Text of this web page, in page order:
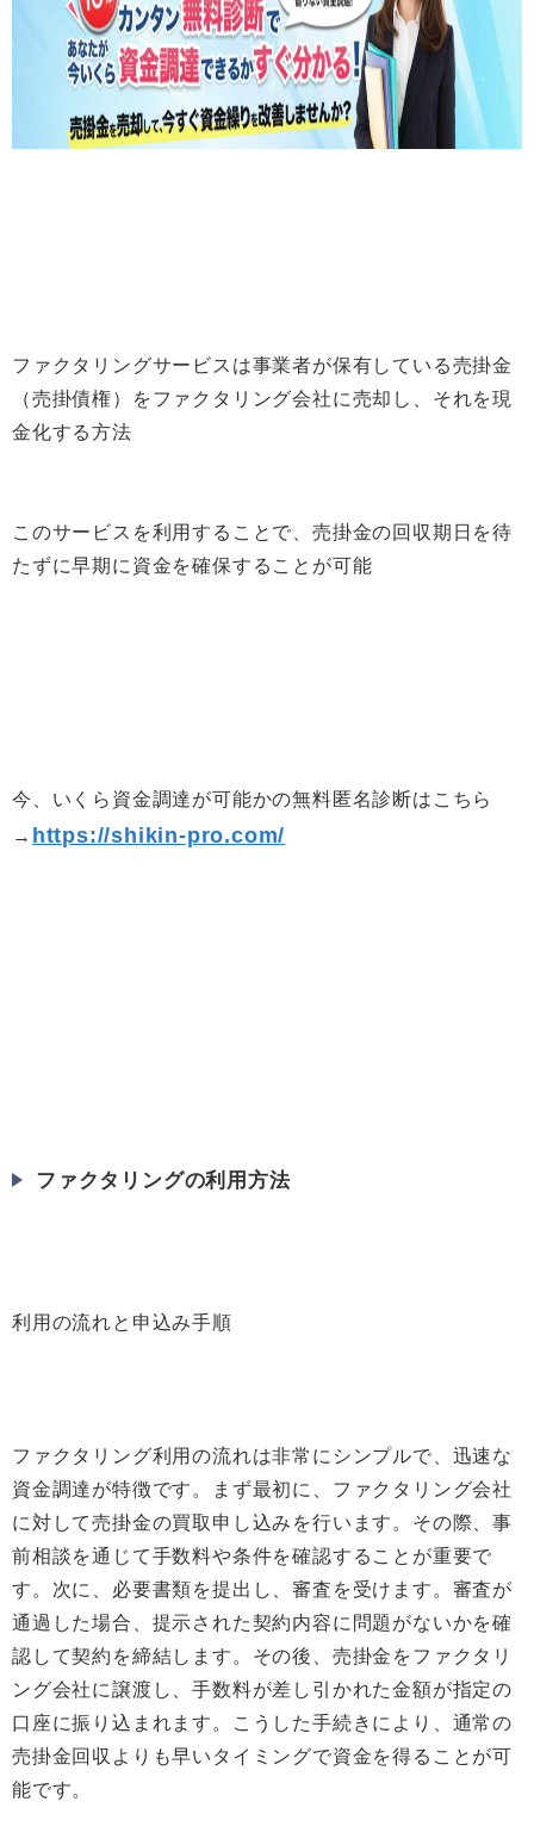
ファクタリングサービスは事業者が保有している売掛金
（売掛債権）をファクタリング会社に売却し、それを現
金化する方法
このサービスを利用することで、売掛金の回収期日を待
たずに早期に資金を確保することが可能
今、いくら資金調達が可能かの無料匿名診断はこちら
→ https://shikin-pro.com/
ファクタリングの利用方法
利用の流れと申込み手順
ファクタリング利用の流れは非常にシンプルで、迅速な
資金調達が特徴です。まず最初に、ファクタリング会社
に対して売掛金の買取申し込みを行います。その際、事
前相談を通じて手数料や条件を確認することが重要で
す。次に、必要書類を提出し、審査を受けます。審査が
通過した場合、提示された契約内容に問題がないかを確
認して契約を締結します。その後、売掛金をファクタリ
ング会社に譲渡し、手数料が差し引かれた金額が指定の
口座に振り込まれます。こうした手続きにより、通常の
売掛金回収よりも早いタイミングで資金を得ることが可
能です。